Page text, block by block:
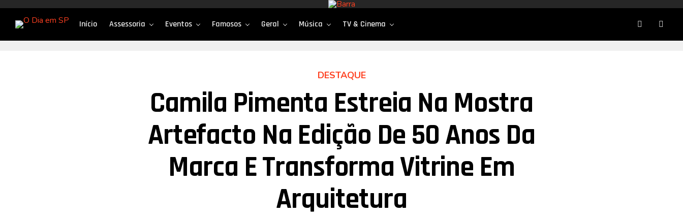
Início Assessoria Eventos Famosos Geral Música TV & Cinema
DESTAQUE
Camila Pimenta Estreia Na Mostra
Artefacto Na Edição De 50 Anos Da
Marca E Transforma Vitrine Em
Arquitetura